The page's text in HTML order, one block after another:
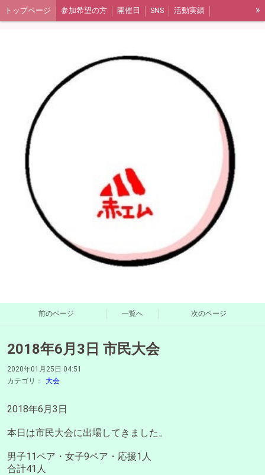
トップページ 参加希望の方 開催日 SNS 活動実績
活動報告（ブログ）
»
前のページ 一覧へ 次のページ
2018年6月3日 市民大会
2020年01月25日 04:51
カテゴリ：
大会
2018年6月3日
本日は市民大会に出場してきました。
男子11ペア・女子9ペア・応援1人
合計41人